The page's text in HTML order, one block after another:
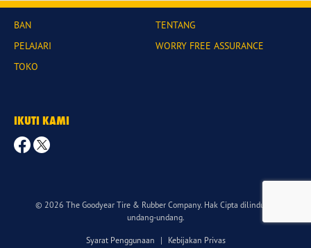
BAN
PELAJARI
TOKO
TENTANG
WORRY FREE ASSURANCE
IKUTI KAMI
© 2026 The Goodyear Tire & Rubber Company. Hak Cipta dilindungi
undang-undang.
Syarat Penggunaan | Kebijakan Privas